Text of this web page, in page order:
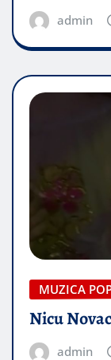
admin
MUZICA
Nicu
admin